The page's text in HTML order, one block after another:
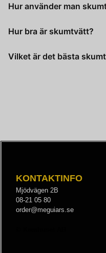
utan att skada lacken eller
för senare underhållstvättar.
Hur använder man
högtryckstvätt, låter det
Hur bra är skumtvätt?
vaxade ytor. Skumtvätt gör
Vilket är det bästa
KONTAKTINFO
Mjödvägen 2B
08-21 05 80
order@meguiars.se